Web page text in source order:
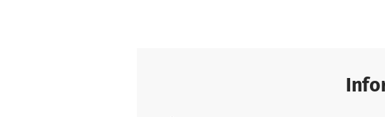
https://
Wir möchten Menschen aus der Region
dringenden Schutz dieser artenreichsten